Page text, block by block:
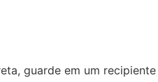
guarde em um